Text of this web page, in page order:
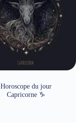
Horoscope du jour
Capricorne ♑